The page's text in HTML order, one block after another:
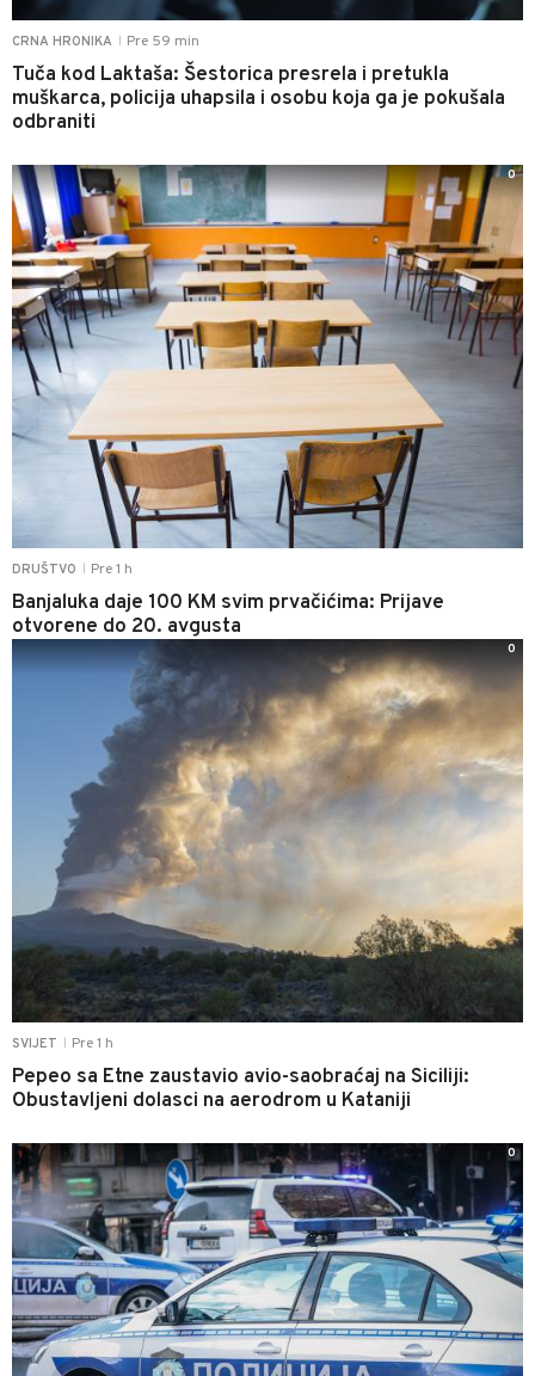
CRNA HRONIKA Pre 59 min
Tuča kod Laktaša: Šestorica presrela i pretukla
muškarca, policija uhapsila i osobu koja ga je pokušala
odbraniti
DRUŠTVO Pre 1 h
Banjaluka daje 100 KM svim prvačićima: Prijave
otvorene do 20. avgusta
0
SVIJET Pre 1 h
Pepeo sa Etne zaustavio avio-saobraćaj na Siciliji:
Obustavljeni dolasci na aerodrom u Kataniji
0
0